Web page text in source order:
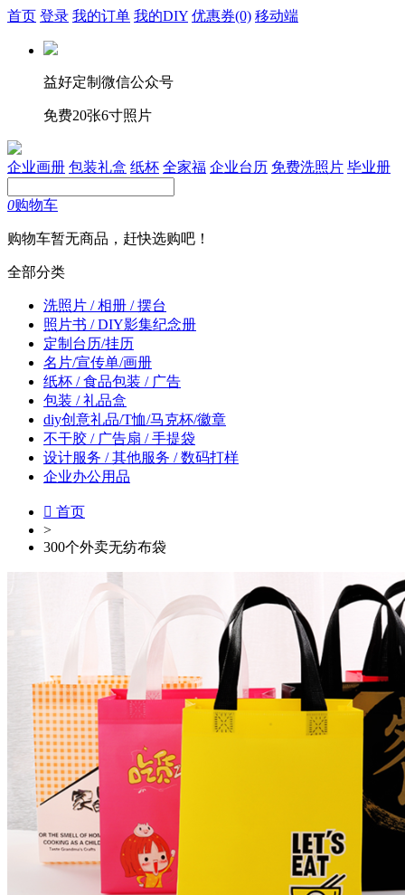
首页 登录 我的订单 我的DIY 优惠券(0) 移动端
益好定制微信公众号
免费20张6寸照片
企业画册 包装礼盒 纸杯 全家福 企业台历 免费洗照片 毕业册
0购物车
购物车暂无商品，赶快选购吧！
全部分类
洗照片 / 相册 / 摆台
照片书 / DIY影集纪念册
定制台历/挂历
名片/宣传单/画册
纸杯 / 食品包装 / 广告
包装 / 礼品盒
diy创意礼品/T恤/马克杯/徽章
不干胶 / 广告扇 / 手提袋
设计服务 / 其他服务 / 数码打样
企业办公用品
 首页
>
300个外卖无纺布袋